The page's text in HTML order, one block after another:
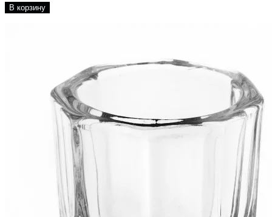
В корзину